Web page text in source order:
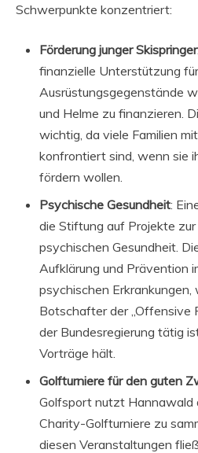
Schwerpunkte konzentriert:
Förderung junger Skispringer
finanzielle Unterstützung
Ausrüstungsgegenstände
und Helme zu finanzieren.
wichtig, da viele Familien
konfrontiert sind, wenn sie
fördern wollen.
Psychische Gesundheit:
die Stiftung auf Projekte zur
psychischen Gesundheit.
Aufklärung und Prävention
psychischen
Botschafter der „Offensive
der Bundesregierung tätig
Vorträge hält.
Golfturniere für den guten
Golfsport nutzt Hannawald
Charity-Golfturniere zu
diesen Veranstaltungen